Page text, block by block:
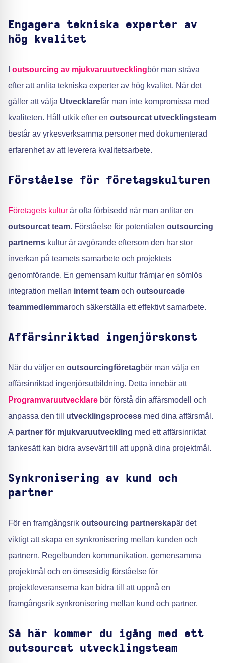
Engagera tekniska experter av
hög kvalitet
outsourcing av mjukvaruutvecklingbör man sträva
efter att anlita tekniska experter av hög kvalitet. När det
gäller att välja Utvecklarefår man inte kompromissa med
kvaliteten. Håll utkik efter en outsourcat utvecklingsteam
består av yrkesverksamma personer med dokumenterad
erfarenhet av att leverera kvalitetsarbete.
Förståelse för företagskulturen
Företagets kultur är ofta förbisedd när man anlitar en
outsourcat team. Förståelse för potentialen outsourcing
partnerns kultur är avgörande eftersom den har stor
inverkan på teamets samarbete och projektets
genomförande. En gemensam kultur främjar en sömlös
integration mellan internt team och outsourcade
teammedlemmaroch säkerställa ett effektivt samarbete.
Affärsinriktad ingenjörskonst
När du väljer en outsourcingföretagbör man välja en
affärsinriktad ingenjörsutbildning. Detta innebär att
Programvaruutvecklare bör förstå din affärsmodell och
anpassa den till utvecklingsprocess med dina affärsmål.
A partner för mjukvaruutveckling med ett affärsinriktat
tankesätt kan bidra avsevärt till att uppnå dina projektmål.
Synkronisering av kund och
partner
För en framgångsrik outsourcing partnerskapär det
viktigt att skapa en synkronisering mellan kunden och
partnern. Regelbunden kommunikation, gemensamma
projektmål och en ömsesidig förståelse för
projektleveranserna kan bidra till att uppnå en
framgångsrik synkronisering mellan kund och partner.
Så här kommer du igång med ett
outsourcat utvecklingsteam